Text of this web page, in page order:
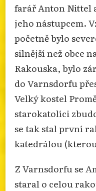
farář Anton Nittel
jeho nástupcem.
početně bylo
silnější než obce
Rakouska, bylo
do Varnsdorfu
Velký kostel
starokatolíci
se tak stal první
katedrálou
Z Varnsdorfu se
staral o celou